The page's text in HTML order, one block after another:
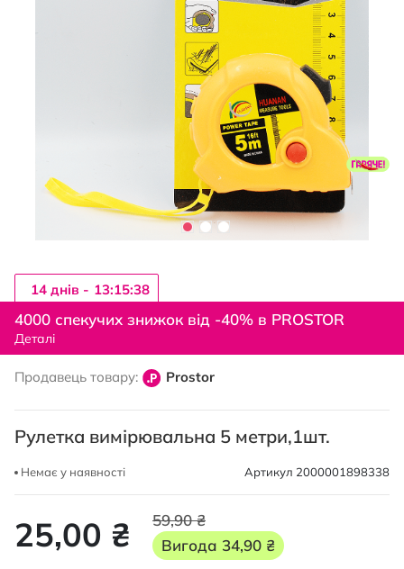
Перейти
до
початку
галереї
4000 спекучих знижок від -40% в PROSTOR
Деталі
14 днiв - 13:15:38
Продавець товару: Prostor
Рулетка вимірювальна 5 метри,1шт.
Немає у наявності Артикул 2000001898338
25,00 ₴
59,90 ₴
Вигода 34,90 ₴